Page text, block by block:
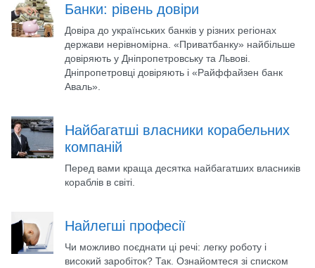
Банки: рівень довіри
Довіра до українських банків у різних регіонах
держави нерівномірна. «Приватбанку» найбільше
довіряють у Дніпропетровську та Львові.
Дніпропетровці довіряють і «Райффайзен банк
Аваль».
Найбагатші власники корабельних
компаній
Перед вами краща десятка найбагатших власників
кораблів в світі.
Найлегші професії
Чи можливо поєднати ці речі: легку роботу і
високий заробіток? Так. Ознайомтеся зі списком